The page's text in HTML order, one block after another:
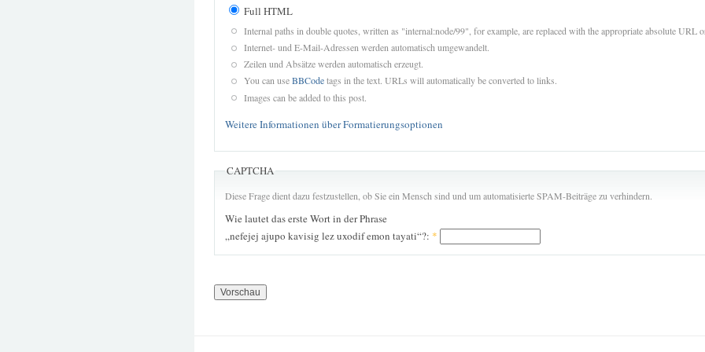
Full HTML
Internal paths in double quotes, written as "internal:node/99", for example, are replaced with the appropriate absolute URL
Internet- und E-Mail-Adressen werden automatisch umgewandelt.
Zeilen und Absätze werden automatisch erzeugt.
You can useBBCodetags in the text. URLs will automatically be converted to links.
Images can be added to this post.
Weitere Informationen über Formatierungsoptionen
CAPTCHA
Diese Frage dient dazu festzustellen, ob Sie ein Mensch sind und um automatisierte SPAM-Beiträge zu verhindern.
Wie lautet das erste Wort in der Phrase
„nefejej ajupo kavisig lez uxodif emon tayati“?: *